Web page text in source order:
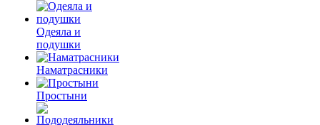
Одеяла и
подушки
Наматрасники
Простыни